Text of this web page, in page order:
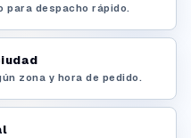
para despacho rápido.
zona y hora de pedido.